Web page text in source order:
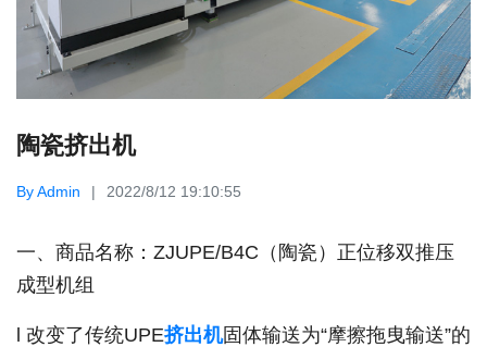
陶瓷挤出机
By Admin 2022/8/12 19:10:55
一、商品名称：ZJUPE/B4C（陶瓷）正位移双推压
成型机组
l 改变了传统UPE挤出机固体输送为“摩擦拖曳输送”的